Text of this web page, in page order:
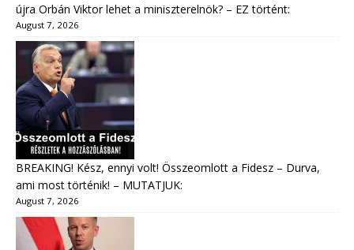
újra Orbán Viktor lehet a miniszterelnök? – EZ történt:
August 7, 2026
BREAKING! Kész, ennyi volt! Összeomlott a Fidesz – Durva,
ami most történik! – MUTATJUK:
August 7, 2026